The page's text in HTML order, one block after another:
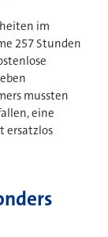
im
257 Stunden
mussten
eine
ersatzlos